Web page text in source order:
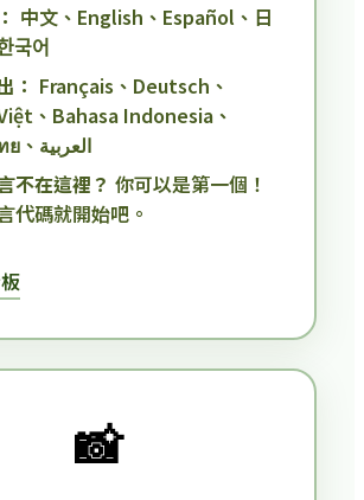
中文、English、Español、日
국어
： Français、Deutsch、
、Bahasa Indonesia、
ภาษาไทย、العربية
不在這裡？ 你可以是第一個！
代碼就開始吧。
📸